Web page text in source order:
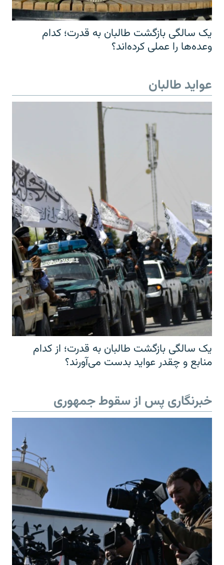
یک سالگی بازگشت طالبان به قدرت؛ کدام
وعده‌ها را عملی کرده‌اند؟
عواید طالبان
یک سالگی بازگشت طالبان به قدرت؛ از کدام
منابع و چقدر عواید بدست می‌آورند؟
خبرنگاری پس از سقوط جمهوری